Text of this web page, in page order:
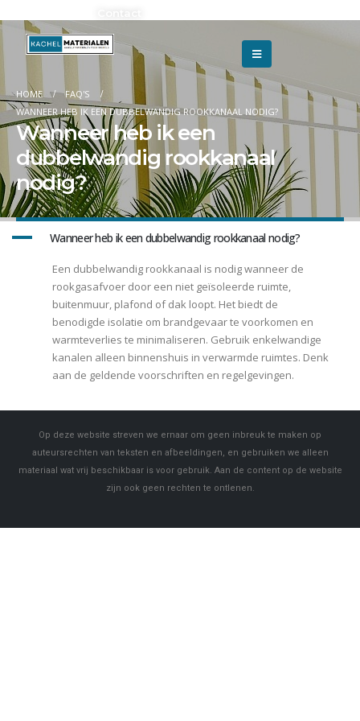
HOME
FAQ'S
WANNEER HEB IK EEN DUBBELWANDIG ROOKKANAAL NODIG?
Wanneer heb ik een
dubbelwandig rookkanaal
nodig?
A Wanneer heb ik een dubbelwandig rookkanaal nodig?
Een dubbelwandig rookkanaal is nodig wanneer de
rookgasafvoer door een niet geïsoleerde ruimte,
buitenmuur, plafond of dak loopt. Het biedt de
benodigde isolatie om brandgevaar te voorkomen en
warmteverlies te minimaliseren. Gebruik enkelwandige
kanalen alleen binnenshuis in verwarmde ruimtes. Denk
aan de geldende voorschriften en regelgevingen.
Op deze website streven we ernaar om geen inbreuk te maken op
auteursrechten van teksten en afbeeldingen, en gebruiken we alleen
materiaal wat vrij beschikbaar is voor gebruik. Aan de content op de website
zijn ook geen rechten te ontlenen.